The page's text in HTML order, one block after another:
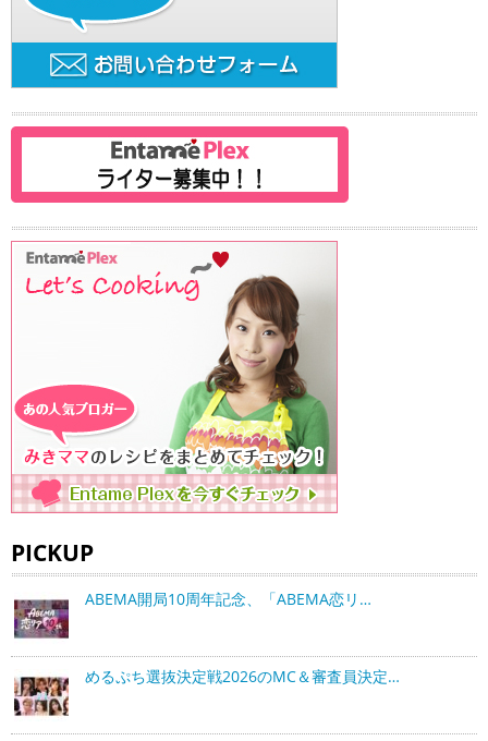
PICKUP
ABEMA開局10周年記念、「ABEMA恋リ…
めるぷち選抜決定戦2026のMC＆審査員決定…